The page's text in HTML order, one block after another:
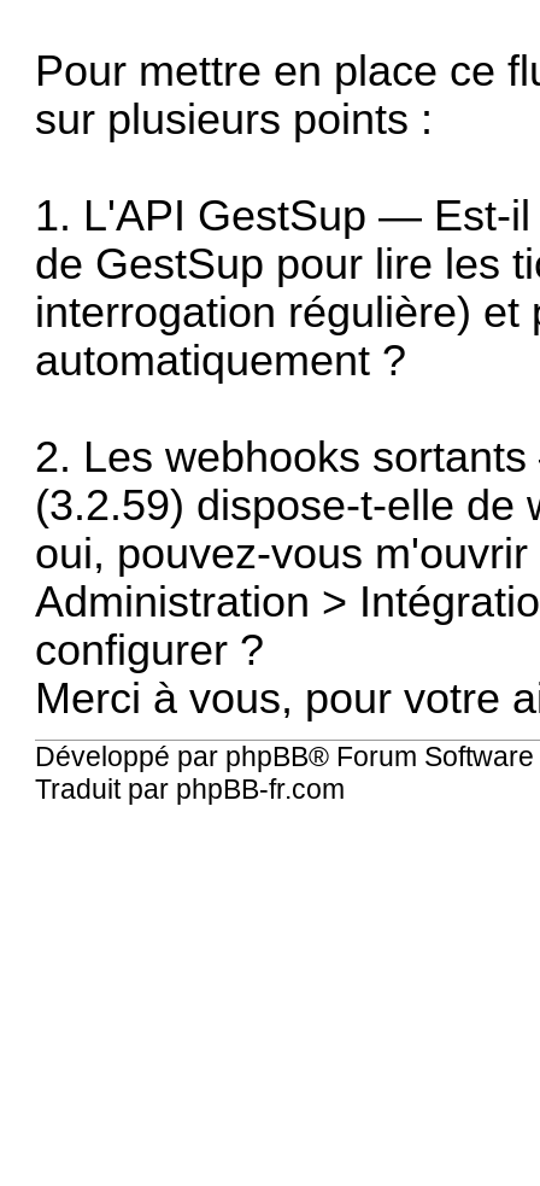
Pour mettre en place ce
sur plusieurs points :
1. L'API GestSup — Est-
de GestSup pour lire les
interrogation régulière)
automatiquement ?
2. Les webhooks
(3.2.59) dispose-t-elle de
oui, pouvez-vous
Administration >
configurer ?
Merci à vous, pour votre
Développé par phpBB® Forum
Traduit par phpBB-fr.com